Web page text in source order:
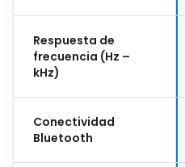
Respuesta de
frecuencia (Hz –
kHz)
Conectividad
Bluetooth